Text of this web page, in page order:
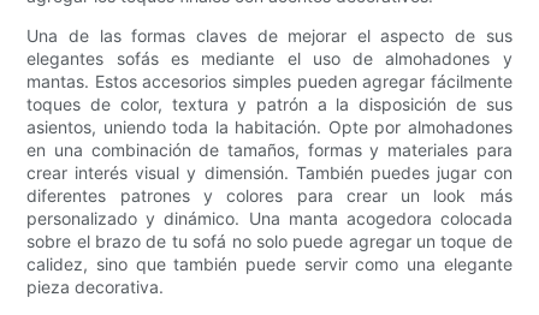
Una de las formas claves de mejorar el aspecto de sus
elegantes sofás es mediante el uso de almohadones y
mantas. Estos accesorios simples pueden agregar fácilmente
toques de color, textura y patrón a la disposición de sus
asientos, uniendo toda la habitación. Opte por almohadones
en una combinación de tamaños, formas y materiales para
crear interés visual y dimensión. También puedes jugar con
diferentes patrones y colores para crear un look más
personalizado y dinámico. Una manta acogedora colocada
sobre el brazo de tu sofá no solo puede agregar un toque de
calidez, sino que también puede servir como una elegante
pieza decorativa.